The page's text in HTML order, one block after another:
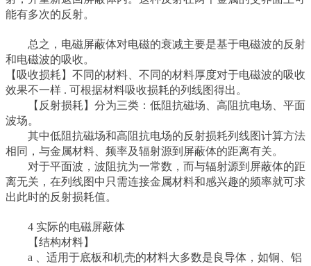
能有多次的反射。
总之，电磁屏蔽体对电磁的衰减主要是基于电磁波的反射
和电磁波的吸收。
【吸收损耗】不同的材料、不同的材料厚度对于电磁波的吸收
效果不一样 . 可根据材料吸收损耗的列线图得出。
【反射损耗】分为三类：低阻抗磁场、高阻抗电场、平面
波场。
其中低阻抗磁场和高阻抗电场的反射损耗列线图计算方法
相同，与金属材料、频率及辐射源到屏蔽体的距离有关。
对于平面波，波阻抗为一常数，而与辐射源到屏蔽体的距
离无关，在列线图中只需连接金属材料和感兴趣的频率就可求
出此时的反射损耗值。
4 实际的电磁屏蔽体
【结构材料】
a 、适用于底板和机壳的材料大多数是良导体，如铜、铝